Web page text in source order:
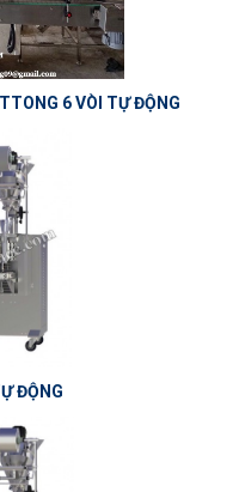
6 VÒI TỰ ĐỘNG
ĐỘNG